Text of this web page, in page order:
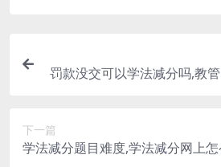
罚款没交可以学法减分吗,教
下一篇
学法减分题目难度,学法减分网上